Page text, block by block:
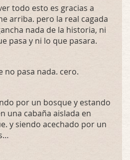
todo esto es gracias a
arriba. pero la real cagada
nada de la historia, ni
pasa y ni lo que pasara.
no pasa nada. cero.
por un bosque y estando
una cabaña aislada en
y siendo acechado por un